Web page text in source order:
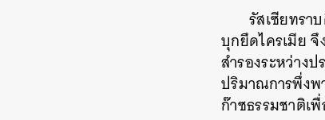
รัสเซียทรา
บุกยึดไครเมีย จึ
สำรองระหว่าง
ปริมาณการพึ่งพ
ก๊าซธรรมชาติเ